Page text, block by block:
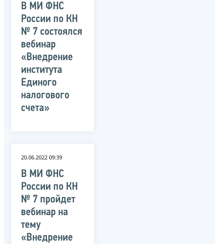
В МИ ФНС
России по КН
№ 7 состоялся
вебинар
«Внедрение
института
Единого
налогового
счета»
20.06.2022 09:39
В МИ ФНС
России по КН
№ 7 пройдет
вебинар на
тему
«Внедрение